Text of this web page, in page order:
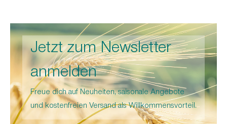
Jetzt zum Newsletter
anmelden
Freue dich auf Neuheiten, saisonale Angebote
und kostenfreien Versand als Willkommensvorteil.